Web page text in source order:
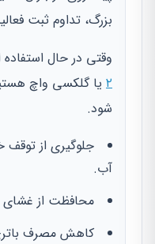
بزرگ، تداوم ثبت
وقتی در حال استفاده
۲ یا گلکسی واچ
شود.
جلوگیری از توقف
آب.
محافظت از غشای
کاهش مصرف